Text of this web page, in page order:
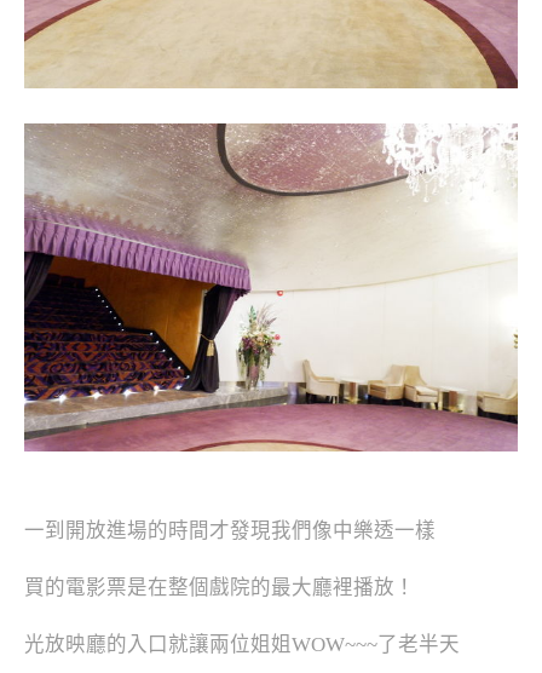
一到開放進場的時間才發現我們像中樂透一樣
買的電影票是在整個戲院的最大廳裡播放！
光放映廳的入口就讓兩位姐姐WOW~~~了老半天